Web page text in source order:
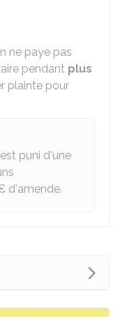
ne paye pas
pendant plus
plainte pour
puni d'une
d'amende.